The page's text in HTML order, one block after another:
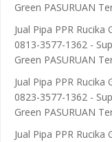
Green PASURUAN
Jual Pipa PPR
0813-3577-1362 -
Green PASURUAN
Jual Pipa PPR Rucika
0823-3577-1362 -
Green PASURUAN
Jual Pipa PPR